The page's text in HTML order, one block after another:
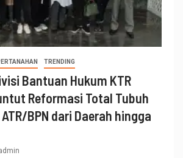
TRENDING
Bantuan Hukum KTR
Reformasi Total Tubuh
BPN dari Daerah hingga